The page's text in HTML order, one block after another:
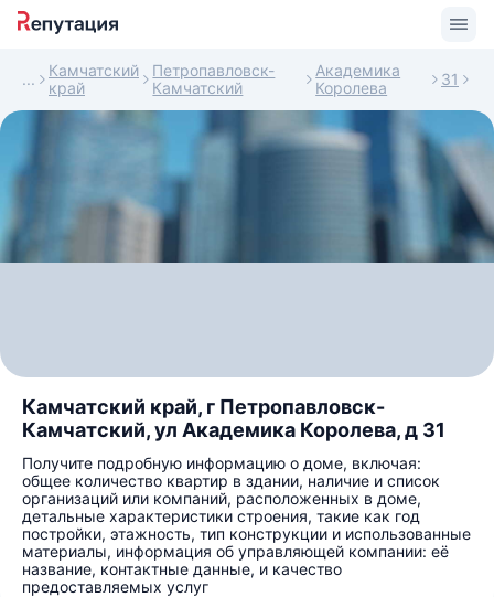
Камчатский
край
Петропавловск-
Камчатский
Академика
Королева
31
Камчатский край, г Петропавловск-
Камчатский, ул Академика Королева, д 31
Получите подробную информацию о доме, включая:
общее количество квартир в здании, наличие и список
организаций или компаний, расположенных в доме,
детальные характеристики строения, такие как год
постройки, этажность, тип конструкции и использованные
материалы, информация об управляющей компании: её
название, контактные данные, и качество
предоставляемых услуг